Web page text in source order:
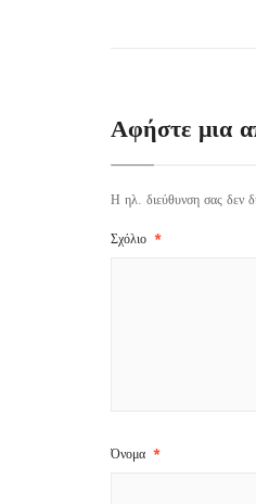
Αφήστε μια
Η ηλ. διεύθυνση σας δεν
Σχόλιο *
Όνομα *